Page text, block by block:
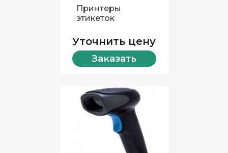
Принтеры
этикеток
Уточнить цену
Заказать